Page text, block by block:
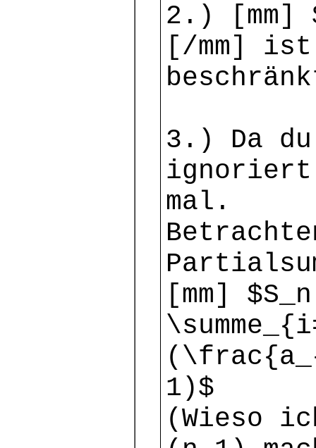
2.) [mm]
[/mm] ist
3.) Da
ignoriert
mal.
[mm]
1)$
(Wieso